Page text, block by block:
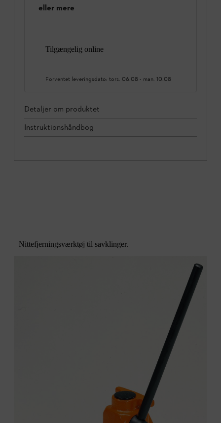
eller mere
Tilgængelig online
Forventet leveringsdato: tors. 06.08 - man. 10.08
Detaljer om produktet
Instruktionshåndbog
Nittefjerningsværktøj til savklinger.